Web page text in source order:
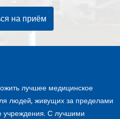
на приём
лучшее медицинское
людей, живущих за пределами
учреждения. С лучшими